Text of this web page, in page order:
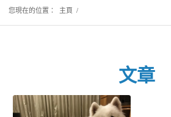
您現在的位置： 主頁 /
文章